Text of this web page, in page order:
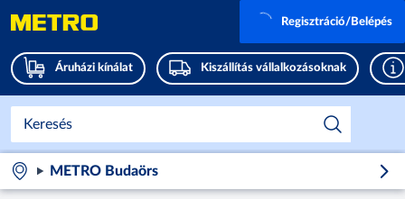
Áruházi kínálat Kiszállítás vállalkozásoknak
Regisztráció/Belépés
METRO Budaörs